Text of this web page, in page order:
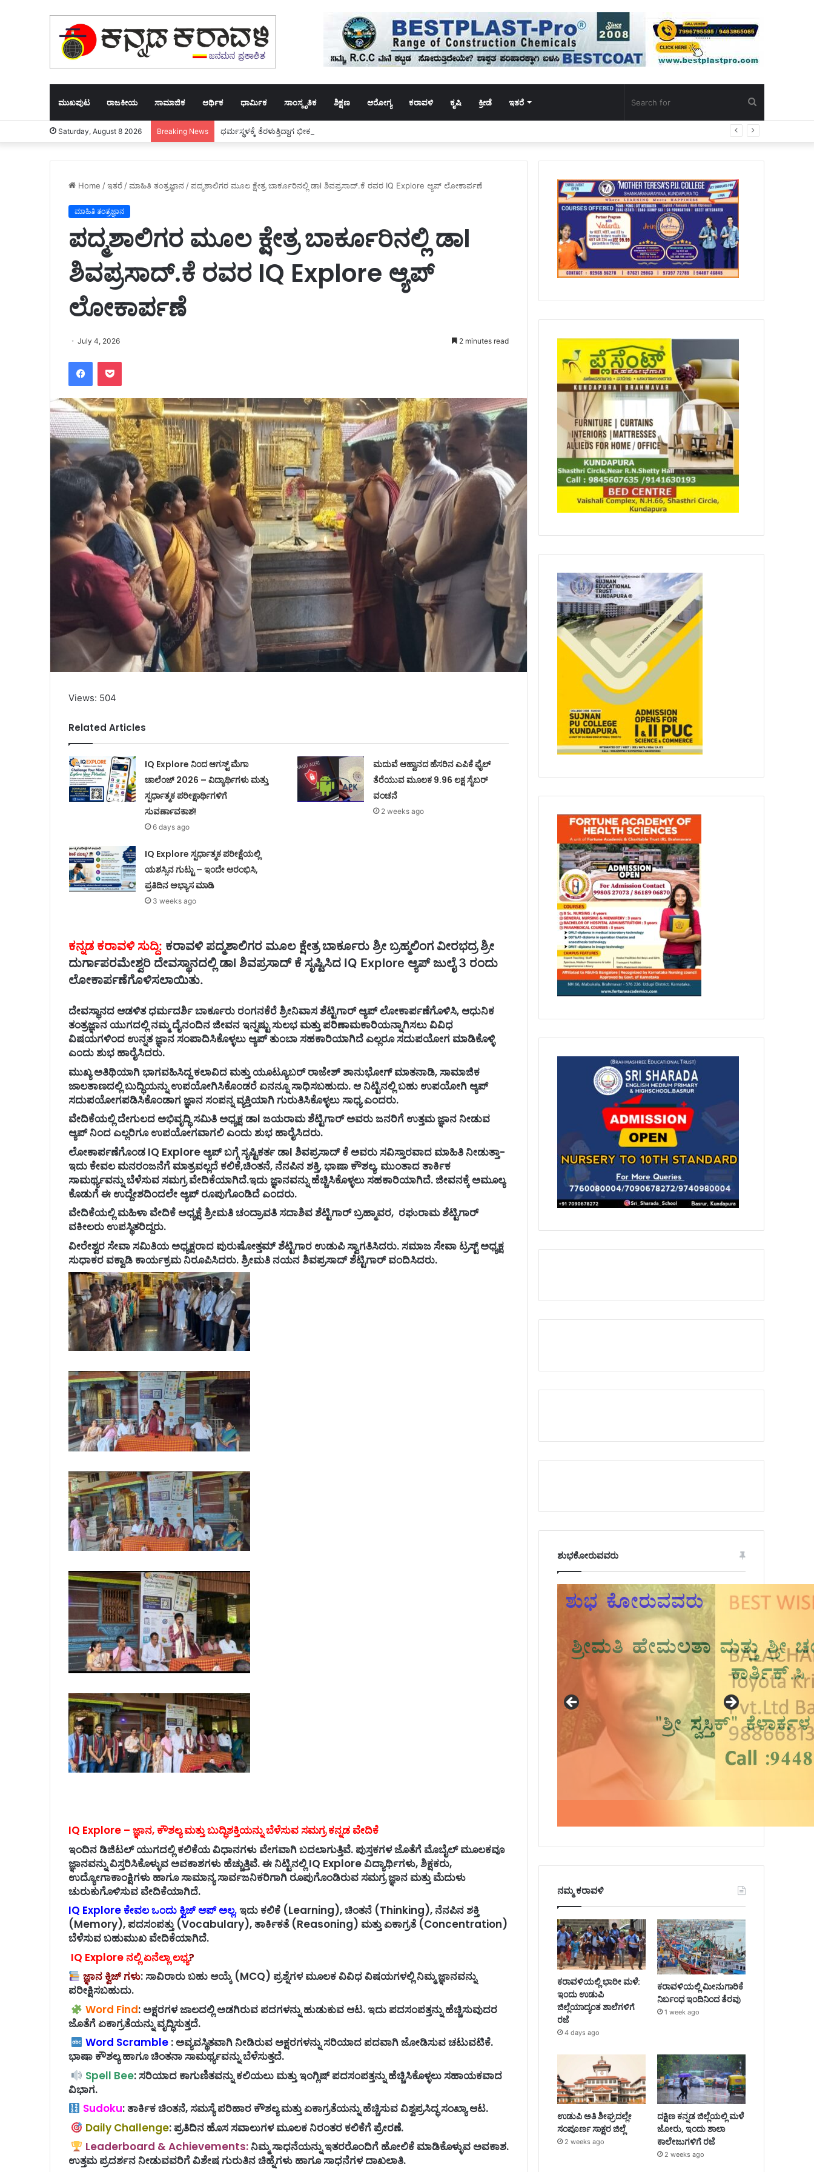
ಮುಖಪುಟ ರಾಜಕೀಯ ಸಾಮಾಜಿಕ ಆರ್ಥಿಕ ಧಾರ್ಮಿಕ ಸಾಂಸ್ಕೃತಿಕ ಶಿಕ್ಷಣ ಆರೋಗ್ಯ ಕರಾವಳಿ ಕೃಷಿ ಕ್ರೀಡೆ ಇತರೆ
for
Saturday, August 8 2026 Breaking News ಧರ್ಮಸ್ಥಳಕ್ಕೆ ತೆರಳುತ್ತಿದ್ದಾಗ ಭೀಕರ ಅಪಘಾತ: ಮೂವರು ಸ್ಥಳದಲ್ಲೇ ಸಾವು
Home / ಇತರೆ / ಮಾಹಿತಿ ತಂತ್ರಜ್ಞಾನ / ಪದ್ಮಶಾಲಿಗರ ಮೂಲ ಕ್ಷೇತ್ರ ಬಾರ್ಕೂರಿನಲ್ಲಿ ಡಾl ಶಿವಪ್ರಸಾದ್.ಕೆ ರವರ IQ Explore ಆ್ಯಪ್ ಲೋಕಾರ್ಪಣೆ
ಮಾಹಿತಿ ತಂತ್ರಜ್ಞಾನ
ಪದ್ಮಶಾಲಿಗರ ಮೂಲ ಕ್ಷೇತ್ರ ಬಾರ್ಕೂರಿನಲ್ಲಿ ಡಾl
ಶಿವಪ್ರಸಾದ್.ಕೆ ರವರ IQ Explore ಆ್ಯಪ್
ಲೋಕಾರ್ಪಣೆ
July 4, 2026 2 minutes read
FacebookPocket
Views: 504
Related Articles
IQ Explore ನಿಂದ ಆಗಸ್ಟ್ ಮೆಗಾ
ಚಾಲೆಂಜ್ 2026 – ವಿದ್ಯಾರ್ಥಿಗಳು ಮತ್ತು
ಸ್ಪರ್ಧಾತ್ಮಕ ಪರೀಕ್ಷಾರ್ಥಿಗಳಿಗೆ
ಸುವರ್ಣಾವಕಾಶ!
6 days ago
ಮದುವೆ ಆಹ್ವಾನದ ಹೆಸರಿನ ಎಪಿಕೆ ಫೈಲ್
ತೆರೆಯುವ ಮೂಲಕ 9.96 ಲಕ್ಷ ಸೈಬರ್
ವಂಚನೆ
2 weeks ago
IQ Explore ಸ್ಪರ್ಧಾತ್ಮಕ ಪರೀಕ್ಷೆಯಲ್ಲಿ
ಯಶಸ್ಸಿನ ಗುಟ್ಟು – ಇಂದೇ ಆರಂಭಿಸಿ,
ಪ್ರತಿದಿನ ಅಭ್ಯಾಸ ಮಾಡಿ
3 weeks ago
ಕನ್ನಡ ಕರಾವಳಿ ಸುದ್ದಿ: ಕರಾವಳಿ ಪದ್ಮಶಾಲಿಗರ ಮೂಲ ಕ್ಷೇತ್ರ ಬಾರ್ಕೂರು ಶ್ರೀ ಬ್ರಹ್ಮಲಿಂಗ ವೀರಭದ್ರ ಶ್ರೀ
ದುರ್ಗಾಪರಮೇಶ್ವರಿ ದೇವಸ್ಥಾನದಲ್ಲಿ ಡಾl ಶಿವಪ್ರಸಾದ್ ಕೆ ಸೃಷ್ಟಿಸಿದ IQ Explore ಆ್ಯಪ್ ಜುಲೈ 3 ರಂದು
ಲೋಕಾರ್ಪಣೆಗೊಳಿಸಲಾಯಿತು.
ದೇವಸ್ಥಾನದ ಆಡಳಿತ ಧರ್ಮದರ್ಶಿ ಬಾರ್ಕೂರು ರಂಗನಕೆರೆ ಶ್ರೀನಿವಾಸ ಶೆಟ್ಟಿಗಾರ್ ಆ್ಯಪ್ ಲೋಕಾರ್ಪಣೆಗೊಳಿಸಿ, ಆಧುನಿಕ
ತಂತ್ರಜ್ಞಾನ ಯುಗದಲ್ಲಿ ನಮ್ಮ ದೈನಂದಿನ ಜೀವನ ಇನ್ನಷ್ಟು ಸುಲಭ ಮತ್ತು ಪರಿಣಾಮಕಾರಿಯನ್ನಾಗಿಸಲು ವಿವಿಧ
ವಿಷಯಗಳಿಂದ ಉನ್ನತ ಜ್ಞಾನ ಸಂಪಾದಿಸಿಕೊಳ್ಳಲು ಆ್ಯಪ್ ತುಂಬಾ ಸಹಕಾರಿಯಾಗಿದೆ ಎಲ್ಲರೂ ಸದುಪಯೋಗ ಮಾಡಿಕೊಳ್ಳಿ
ಎಂದು ಶುಭ ಹಾರೈಸಿದರು.
ಮುಖ್ಯ ಅತಿಥಿಯಾಗಿ ಭಾಗವಹಿಸಿದ್ದ ಕಲಾವಿದ ಮತ್ತು ಯೂಟ್ಯೂಬರ್ ರಾಜೇಶ್ ಶಾನುಭೋಗ್ ಮಾತನಾಡಿ, ಸಾಮಾಜಿಕ
ಜಾಲತಾಣದಲ್ಲಿ ಬುದ್ಧಿಯನ್ನು ಉಪಯೋಗಿಸಿಕೊಂಡರೆ ಏನನ್ನೂ ಸಾಧಿಸಬಹುದು. ಆ ನಿಟ್ಟಿನಲ್ಲಿ ಬಹು ಉಪಯೋಗಿ ಆ್ಯಪ್
ಸದುಪಯೋಗಪಡಿಸಿಕೊಂಡಾಗ ಜ್ಞಾನ ಸಂಪನ್ನ ವ್ಯಕ್ತಿಯಾಗಿ ಗುರುತಿಸಿಕೊಳ್ಳಲು ಸಾಧ್ಯ ಎಂದರು.
ವೇದಿಕೆಯಲ್ಲಿ ದೇಗುಲದ ಅಭಿವೃದ್ಧಿ ಸಮಿತಿ ಅಧ್ಯಕ್ಷ ಡಾl ಜಯರಾಮ ಶೆಟ್ಟಿಗಾರ್ ಅವರು ಜನರಿಗೆ ಉತ್ತಮ ಜ್ಞಾನ ನೀಡುವ
ಆ್ಯಪ್ ನಿಂದ ಎಲ್ಲರಿಗೂ ಉಪಯೋಗವಾಗಲಿ ಎಂದು ಶುಭ ಹಾರೈಸಿದರು.
ಲೋಕಾರ್ಪಣೆಗೊಂಡ IQ Explore ಆ್ಯಪ್ ಬಗ್ಗೆ ಸೃಷ್ಟಿಕರ್ತ ಡಾl ಶಿವಪ್ರಸಾದ್ ಕೆ ಅವರು ಸವಿಸ್ತಾರವಾದ ಮಾಹಿತಿ ನೀಡುತ್ತಾ-
ಇದು ಕೇವಲ ಮನರಂಜನೆಗೆ ಮಾತ್ರವಲ್ಲದೆ ಕಲಿಕೆ,ಚಿಂತನೆ, ನೆನಪಿನ ಶಕ್ತಿ, ಭಾಷಾ ಕೌಶಲ್ಯ, ಮುಂತಾದ ತಾರ್ಕಿಕ
ಸಾಮರ್ಥ್ಯವನ್ನು ಬೆಳೆಸುವ ಸಮಗ್ರ ವೇದಿಕೆಯಾಗಿದೆ.ಇದು ಜ್ಞಾನವನ್ನು ಹೆಚ್ಚಿಸಿಕೊಳ್ಳಲು ಸಹಕಾರಿಯಾಗಿದೆ. ಜೀವನಕ್ಕೆ ಅಮೂಲ್ಯ
ಕೊಡುಗೆ ಈ ಉದ್ದೇಶದಿಂದಲೇ ಆ್ಯಪ್ ರೂಪುಗೊಂಡಿದೆ ಎಂದರು.
ವೇದಿಕೆಯಲ್ಲಿ ಮಹಿಳಾ ವೇದಿಕೆ ಅಧ್ಯಕ್ಷೆ ಶ್ರೀಮತಿ ಚಂದ್ರಾವತಿ ಸದಾಶಿವ ಶೆಟ್ಟಿಗಾರ್ ಬ್ರಹ್ಮಾವರ, ರಘುರಾಮ ಶೆಟ್ಟಿಗಾರ್
ವಕೀಲರು ಉಪಸ್ಥಿತರಿದ್ದರು.
ವೀರೇಶ್ವರ ಸೇವಾ ಸಮಿತಿಯ ಅಧ್ಯಕ್ಷರಾದ ಪುರುಷೋತ್ತಮ್ ಶೆಟ್ಟಿಗಾರ ಉಡುಪಿ ಸ್ವಾಗತಿಸಿದರು. ಸಮಾಜ ಸೇವಾ ಟ್ರಸ್ಟ್ ಅಧ್ಯಕ್ಷ
ಸುಧಾಕರ ವಕ್ವಾಡಿ ಕಾರ್ಯಕ್ರಮ ನಿರೂಪಿಸಿದರು. ಶ್ರೀಮತಿ ನಯನ ಶಿವಪ್ರಸಾದ್ ಶೆಟ್ಟಿಗಾರ್ ವಂದಿಸಿದರು.
IQ Explore – ಜ್ಞಾನ, ಕೌಶಲ್ಯ ಮತ್ತು ಬುದ್ಧಿಶಕ್ತಿಯನ್ನು ಬೆಳೆಸುವ ಸಮಗ್ರ ಕನ್ನಡ ವೇದಿಕೆ
ಇಂದಿನ ಡಿಜಿಟಲ್ ಯುಗದಲ್ಲಿ ಕಲಿಕೆಯ ವಿಧಾನಗಳು ವೇಗವಾಗಿ ಬದಲಾಗುತ್ತಿವೆ. ಪುಸ್ತಕಗಳ ಜೊತೆಗೆ ಮೊಬೈಲ್ ಮೂಲಕವೂ
ಜ್ಞಾನವನ್ನು ವಿಸ್ತರಿಸಿಕೊಳ್ಳುವ ಅವಕಾಶಗಳು ಹೆಚ್ಚುತ್ತಿವೆ. ಈ ನಿಟ್ಟಿನಲ್ಲಿ IQ Explore ವಿದ್ಯಾರ್ಥಿಗಳು, ಶಿಕ್ಷಕರು,
ಉದ್ಯೋಗಾಕಾಂಕ್ಷಿಗಳು ಹಾಗೂ ಸಾಮಾನ್ಯ ಸಾರ್ವಜನಿಕರಿಗಾಗಿ ರೂಪುಗೊಂಡಿರುವ ಸಮಗ್ರ ಜ್ಞಾನ ಮತ್ತು ಮೆದುಳು
ಚುರುಕುಗೊಳಿಸುವ ವೇದಿಕೆಯಾಗಿದೆ.
IQ Explore ಕೇವಲ ಒಂದು ಕ್ವಿಜ್ ಆಪ್ ಅಲ್ಲ.ಇದು ಕಲಿಕೆ (Learning), ಚಿಂತನೆ (Thinking), ನೆನಪಿನ ಶಕ್ತಿ
(Memory), ಪದಸಂಪತ್ತು (Vocabulary), ತಾರ್ಕಿಕತೆ (Reasoning) ಮತ್ತು ಏಕಾಗ್ರತೆ (Concentration)
ಬೆಳೆಸುವ ಬಹುಮುಖ ವೇದಿಕೆಯಾಗಿದೆ.
IQ Explore ನಲ್ಲಿ ಏನೆಲ್ಲಾ ಲಭ್ಯ?
ಜ್ಞಾನ ಕ್ವಿಜ್ ಗಳು: ಸಾವಿರಾರು ಬಹು ಆಯ್ಕೆ (MCQ) ಪ್ರಶ್ನೆಗಳ ಮೂಲಕ ವಿವಿಧ ವಿಷಯಗಳಲ್ಲಿ ನಿಮ್ಮ ಜ್ಞಾನವನ್ನು
ಪರೀಕ್ಷಿಸಬಹುದು.
Word Find: ಅಕ್ಷರಗಳ ಜಾಲದಲ್ಲಿ ಅಡಗಿರುವ ಪದಗಳನ್ನು ಹುಡುಕುವ ಆಟ. ಇದು ಪದಸಂಪತ್ತನ್ನು ಹೆಚ್ಚಿಸುವುದರ
ಜೊತೆಗೆ ಏಕಾಗ್ರತೆಯನ್ನು ವೃದ್ಧಿಸುತ್ತದೆ.
Word Scramble : ಅವ್ಯವಸ್ಥಿತವಾಗಿ ನೀಡಿರುವ ಅಕ್ಷರಗಳನ್ನು ಸರಿಯಾದ ಪದವಾಗಿ ಜೋಡಿಸುವ ಚಟುವಟಿಕೆ.
ಭಾಷಾ ಕೌಶಲ್ಯ ಹಾಗೂ ಚಿಂತನಾ ಸಾಮರ್ಥ್ಯವನ್ನು ಬೆಳೆಸುತ್ತದೆ.
Spell Bee: ಸರಿಯಾದ ಕಾಗುಣಿತವನ್ನು ಕಲಿಯಲು ಮತ್ತು ಇಂಗ್ಲಿಷ್ ಪದಸಂಪತ್ತನ್ನು ಹೆಚ್ಚಿಸಿಕೊಳ್ಳಲು ಸಹಾಯಕವಾದ
ವಿಭಾಗ.
Sudoku: ತಾರ್ಕಿಕ ಚಿಂತನೆ, ಸಮಸ್ಯೆ ಪರಿಹಾರ ಕೌಶಲ್ಯ ಮತ್ತು ಏಕಾಗ್ರತೆಯನ್ನು ಹೆಚ್ಚಿಸುವ ವಿಶ್ವಪ್ರಸಿದ್ಧ ಸಂಖ್ಯಾ ಆಟ.
Daily Challenge: ಪ್ರತಿದಿನ ಹೊಸ ಸವಾಲುಗಳ ಮೂಲಕ ನಿರಂತರ ಕಲಿಕೆಗೆ ಪ್ರೇರಣೆ.
Leaderboard & Achievements:ನಿಮ್ಮ ಸಾಧನೆಯನ್ನು ಇತರರೊಂದಿಗೆ ಹೋಲಿಕೆ ಮಾಡಿಕೊಳ್ಳುವ ಅವಕಾಶ.
ಉತ್ತಮ ಪ್ರದರ್ಶನ ನೀಡುವವರಿಗೆ ವಿಶೇಷ ಗುರುತಿನ ಚಿಹ್ನೆಗಳು ಹಾಗೂ ಸಾಧನೆಗಳ ದಾಖಲಾತಿ.
ಶುಭಕೋರುವವರು
ನಮ್ಮ ಕರಾವಳಿ
ಕರಾವಳಿಯಲ್ಲಿ ಭಾರೀ ಮಳೆ:
ಇಂದು ಉಡುಪಿ
ಜಿಲ್ಲೆಯಾದ್ಯಂತ ಶಾಲೆಗಳಿಗೆ
ರಜೆ
4 days ago
ಕರಾವಳಿಯಲ್ಲಿ ಮೀನುಗಾರಿಕೆ
ನಿರ್ಬಂಧ ಇಂದಿನಿಂದ ತೆರವು
1 week ago
ಉಡುಪಿ ಅತಿ ಶೀಘ್ರದಲ್ಲೇ
ಸಂಪೂರ್ಣ ಸಾಕ್ಷರ ಜಿಲ್ಲೆ
2 weeks ago
ದಕ್ಷಿಣ ಕನ್ನಡ ಜಿಲ್ಲೆಯಲ್ಲಿ ಮಳೆ
ಜೋರು, ಇಂದು ಶಾಲಾ
ಕಾಲೇಜುಗಳಿಗೆ ರಜೆ
2 weeks ago